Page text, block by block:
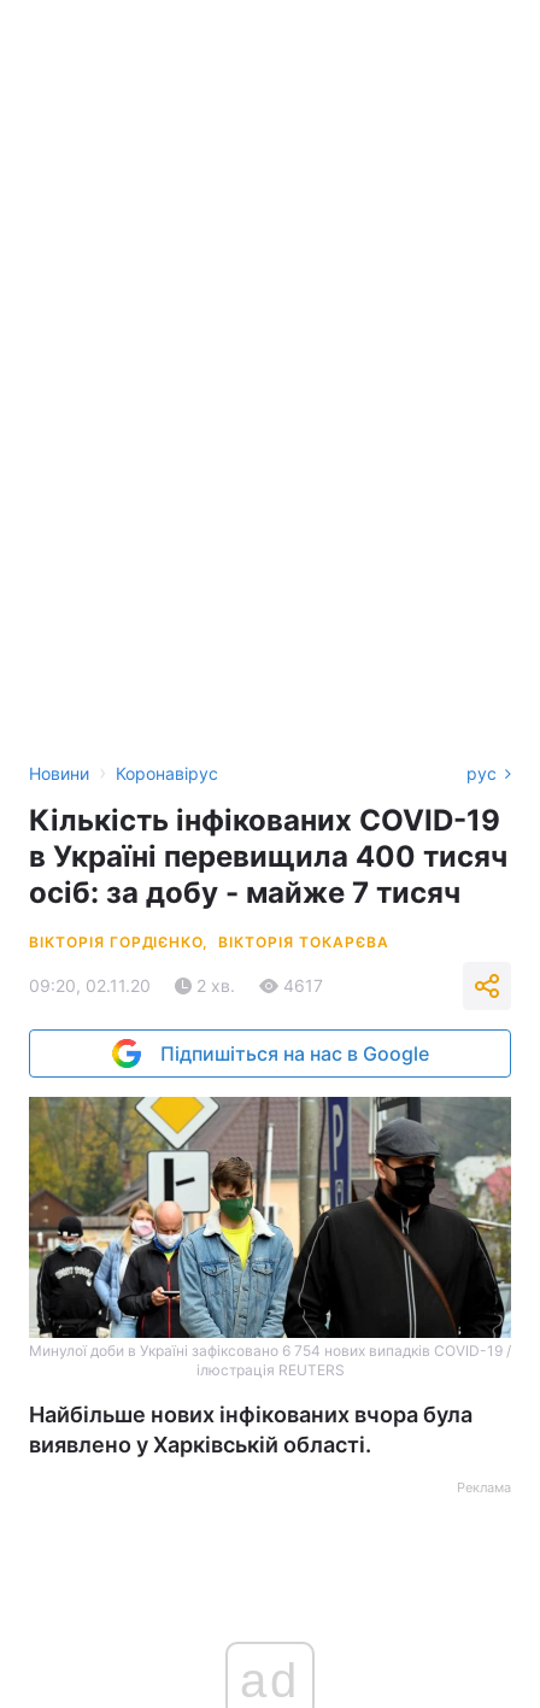
Новини › Коронавірус рус
Кількість інфікованих COVID-19
в Україні перевищила 400 тисяч
осіб: за добу - майже 7 тисяч
ВІКТОРІЯ ГОРДІЄНКО, ВІКТОРІЯ ТОКАРЄВА
09:20, 02.11.20 2 хв. 4617
Підпишіться на нас в Google
Минулої доби в Україні зафіксовано 6 754 нових випадків COVID-19 /
ілюстрація REUTERS
Найбільше нових інфікованих вчора була
виявлено у Харківській області.
Реклама
ad